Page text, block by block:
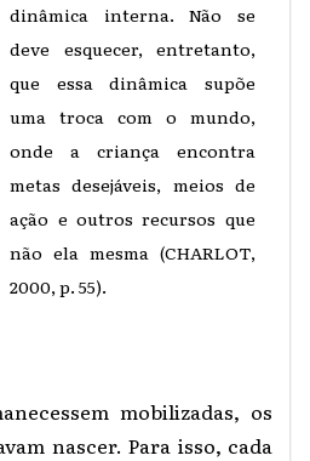
dinâmica interna. Não se
deve esquecer, entretanto,
que essa dinâmica supõe
uma troca com o mundo,
onde a criança encontra
metas desejáveis, meios de
ação e outros recursos que
não ela mesma (CHARLOT,
2000, p. 55).
mobilizadas, os
nascer. Para isso, cada